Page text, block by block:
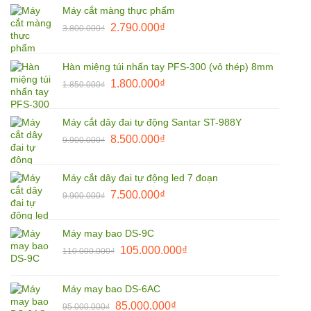
Máy cắt màng thực phẩm
3.800.000₫
Giá
3.800.000₫.
2.790.000₫Giá
là:
2.790.000₫.
Hàn miệng túi nhấn tay PFS-300 (vỏ thép) 8mm
1.850.000₫
Giá
1.850.000₫.
1.800.000₫Giá
là:
1.800.000₫.
Máy cắt dây đai tự động Santar ST-988Y
9.900.000₫ Giá
9.900.000₫.
8.500.000₫Giá
là:
8.500.000₫.
Máy cắt dây đai tự động led 7 đoạn
9.900.000₫ Giá
9.900.000₫.
7.500.000₫Giá
7.500.000₫.
Máy may bao DS-9C
110.000.000₫
Giá
110.000.000₫.
105.000.000₫Giá
Máy may bao DS-6AC
95.000.000₫ Giá
85.000.000₫Giá